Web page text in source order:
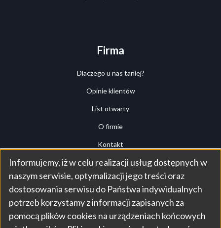
Firma
Dlaczego u nas taniej?
Opinie klientów
List otwarty
O firmie
Kontakt
Przegląd (tour)
Panel klienta
Use
of
Informujemy, iż w celu realizacji usług dostępnych w
naszym serwisie, optymalizacji jego treści oraz
dostosowania serwisu do Państwa indywidualnych
potrzeb korzystamy z informacji zapisanych za
pomocą plików cookies na urządzeniach końcowych